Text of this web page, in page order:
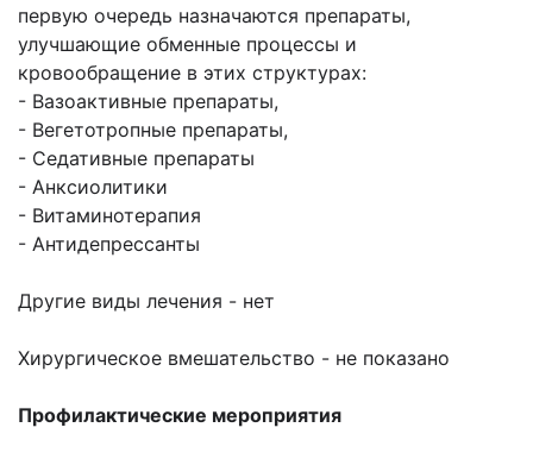
первую очередь назначаются препараты,
улучшающие обменные процессы и
кровообращение в этих структурах:
- Вазоактивные препараты,
- Вегетотропные препараты,
- Седативные препараты
- Анксиолитики
- Витаминотерапия
- Антидепрессанты
Другие виды лечения - нет
Хирургическое вмешательство - не показано
Профилактические мероприятия